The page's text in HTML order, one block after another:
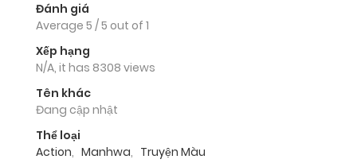
Đánh giá
Average 5 /5 out of 1
Xếp hạng
N/A, it has 8308 views
Tên khác
Đang cập nhật
Thể loại
Action, Manhwa, Truyện Màu